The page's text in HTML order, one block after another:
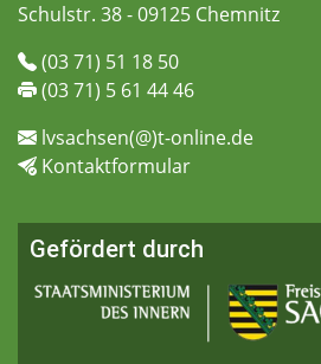
Schulstr. 38 - 09125 Chemnitz
(03 71) 51 18 50
(03 71) 5 61 44 46
lvsachsen(@)t-online.de
Kontaktformular
Gefördert durch